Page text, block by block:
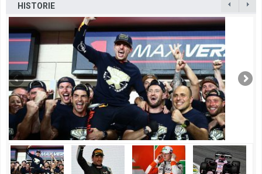
HISTORIE